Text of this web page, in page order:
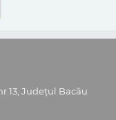
Județul Bacău